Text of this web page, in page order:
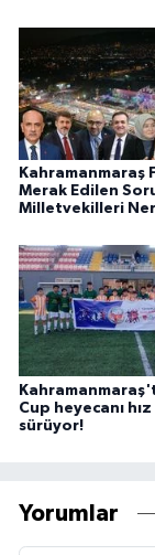
Kahramanmaraş
Merak Edilen
Milletvekilleri
Cup heyecanı
sürüyor!
Yorumlar